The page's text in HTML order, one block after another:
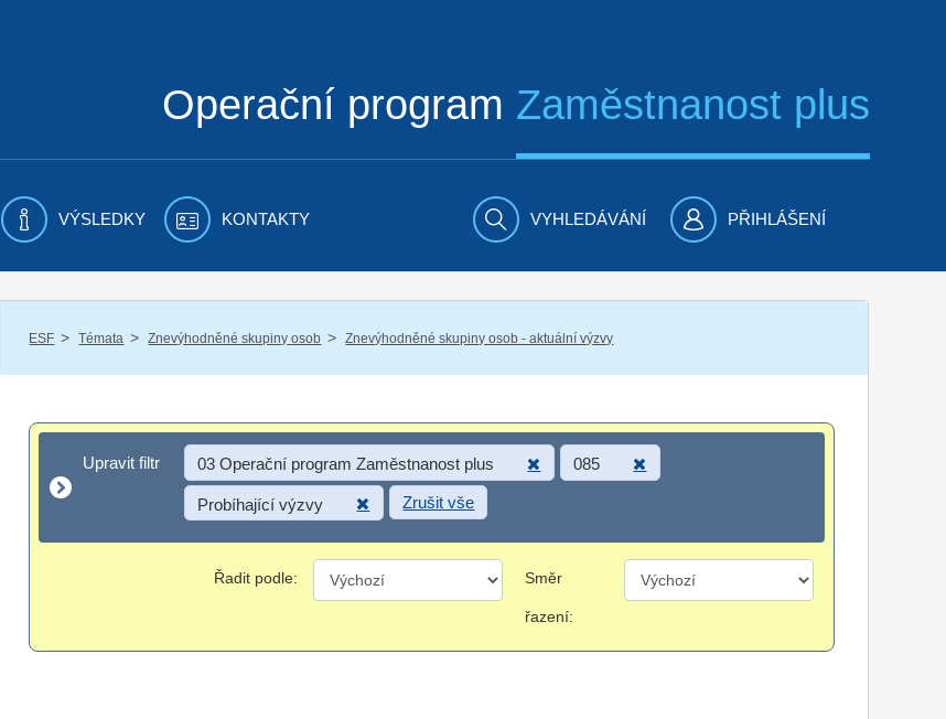
Operační program Zaměstnanost plus
VÝSLEDKY KONTAKTY VYHLEDÁVÁNÍ PŘIHLÁŠENÍ
ESF / Témata / Znevýhodněné skupiny osob / Znevýhodněné skupiny osob - aktuální výzvy
Upravit filtr
Upravit filtr 03 Operační program Zaměstnanost plus 085
Probíhající výzvy Zrušit vše
Řadit podle: Směr
řazení: